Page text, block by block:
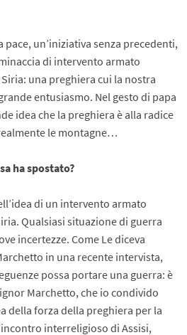
pace, un’iniziativa senza precedenti,
di intervento armato
una preghiera cui la nostra
entusiasmo. Nel gesto di papa
idea che la preghiera è alla radice
le montagne…
ha spostato?
di un intervento armato
Qualsiasi situazione di guerra
incertezze. Come Le diceva
in una recente intervista,
possa portare una guerra: è
Marchetto, che io condivido
della forza della preghiera per la
interreligioso di Assisi,